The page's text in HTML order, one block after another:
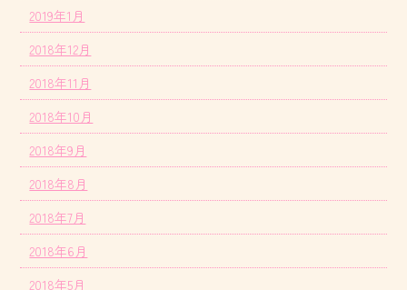
2019年1月
2018年12月
2018年11月
2018年10月
2018年9月
2018年8月
2018年7月
2018年6月
2018年5月